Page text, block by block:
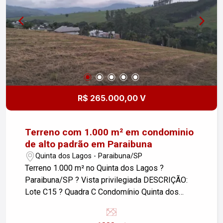
R$ 265.000,00 V
Terreno com 1.000 m² em condominio
de alto padrão em Paraibuna
Quinta dos Lagos - Paraibuna/SP
Terreno 1.000 m² no Quinta dos Lagos ?
Paraibuna/SP ? Vista privilegiada DESCRIÇÃO:
Lote C15 ? Quadra C Condomínio Quinta dos
Terreno com 1.000 m² (20 x 50 m) à venda no